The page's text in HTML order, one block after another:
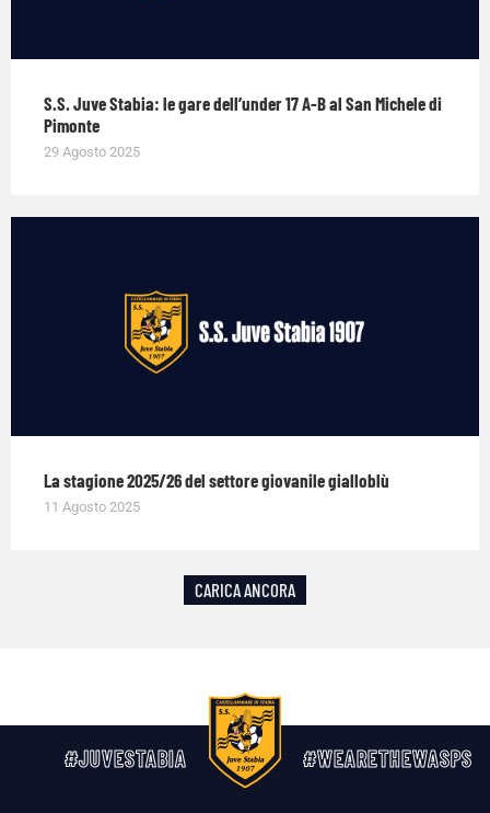
S.S. Juve Stabia: le gare dell’under 17 A-B al San Michele di
Pimonte
29 Agosto 2025
La stagione 2025/26 del settore giovanile gialloblù
11 Agosto 2025
CARICA ANCORA
#JUVESTABIA #WEARETHEWASPS